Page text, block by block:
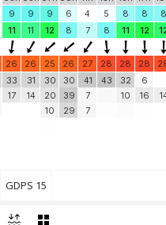
9 9 9 6 4 5 8 8
8
11 11 12 8 7 8 11 12
26 26 25 26 27 28 28 28
33
17
31
14
30
20
10
30
39
29
41
7
7
43
32
10
6
16
GDPS 15